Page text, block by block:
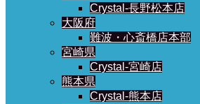
Crystal-長野松本店
大阪府
難波・心斎橋店本部
宮崎県
Crystal-宮崎店
熊本県
Crystal-熊本店